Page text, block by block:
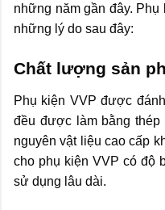
những năm gần đây.
những lý do sau đây:
Chất lượng sản
Phụ kiện VVP được
đều được làm bằng
nguyên vật liệu cao cấp
cho phụ kiện VVP có độ
sử dụng lâu dài.